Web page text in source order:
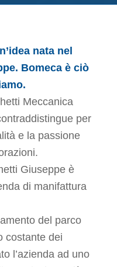
nata nel
Bomeca è ciò
Meccanica
per
e la passione
Giuseppe è
di manifattura
del parco
costante dei
l’azienda ad uno